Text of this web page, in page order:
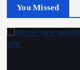
You Missed